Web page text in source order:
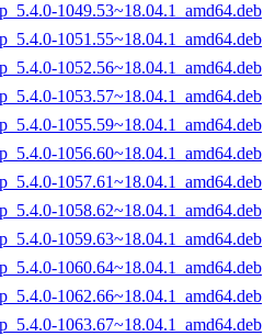
1049.53~18.04.1_amd64.deb
1051.55~18.04.1_amd64.deb
1052.56~18.04.1_amd64.deb
1053.57~18.04.1_amd64.deb
1055.59~18.04.1_amd64.deb
1056.60~18.04.1_amd64.deb
1057.61~18.04.1_amd64.deb
1058.62~18.04.1_amd64.deb
1059.63~18.04.1_amd64.deb
1060.64~18.04.1_amd64.deb
1062.66~18.04.1_amd64.deb
1063.67~18.04.1_amd64.deb